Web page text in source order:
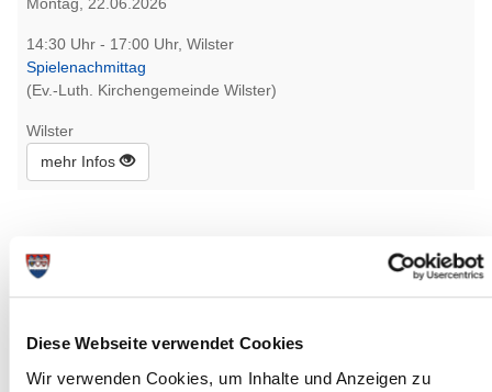
Diese Webseite verwendet Cookies
Wir verwenden Cookies, um Inhalte und Anzeigen zu
14:30 Uhr - 17:00 Uhr, Wilster
Spielenachmittag
(Ev.-Luth. Kirchengemeinde Wilster)
Wilster
mehr Infos